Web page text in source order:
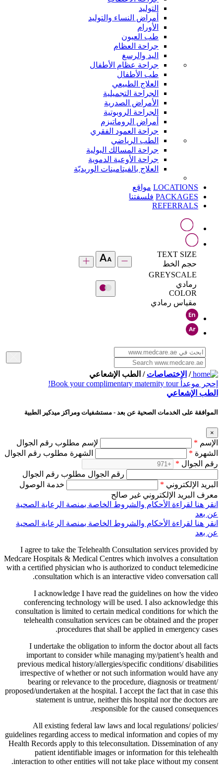
التوليد
أمراض النساء والتوليد
الأورام
طب العيون
جراحة العظام
اليد والرسغ
جراحة عظام الأطفال
طب الأطفال
العلاج الطبيعي
الجراحة التجميلية
الأمراض الصدرية
الجراحة الروبوتية
أمراض الروماتيزم
جراحة العمود الفقري
الطب الرياضي
جراحة المسالك البولية
جراحة الأوعية الدموية
العلاج بالفيتامينات الوريديّة
LOCATIONS مواقع
PACKAGES فلسفتنا
REFERRALS
TEXT SIZE
حجم الخط
GREYSCALE
رمادي
COLOR
مقياس رمادي
/ الاختصاصات / الطب الإشعاعي
إحجر موعداًBook your complimentary maternity tour!
الطب الإشعاعي
الموافقة على الخدمات الصحية عن بعد - مستشفيات ومراكز ميدكير الطبية
×
الإسم *
لإسم مطلوب رقم الجوال
الشهرة *
الشهرة مطلوب رقم الجوال
رقم الجوال *
رقم الجوال مطلوب رقم الجوال
البريد الإلكتروني *
خدمة الوصول
معرف البريد الإلكتروني غير صالح
انقر هنا لقراءة الأحكام والشروط الخاصة بمنصة الرعاية الصحية
عن بعد
انقر هنا لقراءة الأحكام والشروط الخاصة بمنصة الرعاية الصحية
عن بعد
I agree to take the Telehealth Consultation services provided by
Medcare Hospitals & Medical Centres which involves a consultation
with a certified physician who is authorized to conduct telemedicine
consultation which is an interactive video conversation call.
I acknowledge I have read the guidelines on how the video
conferencing technology will be used. I also acknowledge this
consultation is limited to certain medical conditions for which the
telehealth consultation services can be obtained and the proper
procedures that shall be applied in emergency cases.
I undertake the obligation to inform the doctor about all facts
important to consider while managing my/patient’s health and
previous medical history/allergies/specific conditions/ disabilities
irrespective of whether or not such information would have any
bearing or relevance to the procedure, diagnosis or treatment/
proposed/undertaken at the hospital. I accept the fact that in case this
statement is untrue, neither this hospital nor the doctors are
responsible for the caused consequences.
All existing federal law laws and local regulations/ policies/
guidelines regarding access to medical information and copies of my
Health Records apply to this teleconsultation. Dissemination of any
patient identifiable images or information for this telehealth
interaction to other entities will not take place without my consent.